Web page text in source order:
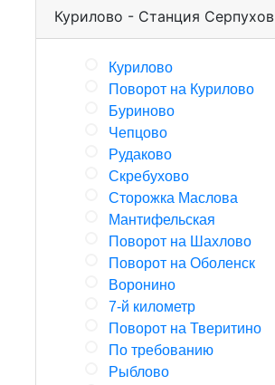
Курилово - Станция Серпухов
Курилово
Поворот на Курилово
Буриново
Чепцово
Рудаково
Скребухово
Сторожка Маслова
Мантифельская
Поворот на Шахлово
Поворот на Оболенск
Воронино
7-й километр
Поворот на Тверитино
По требованию
Рыблово